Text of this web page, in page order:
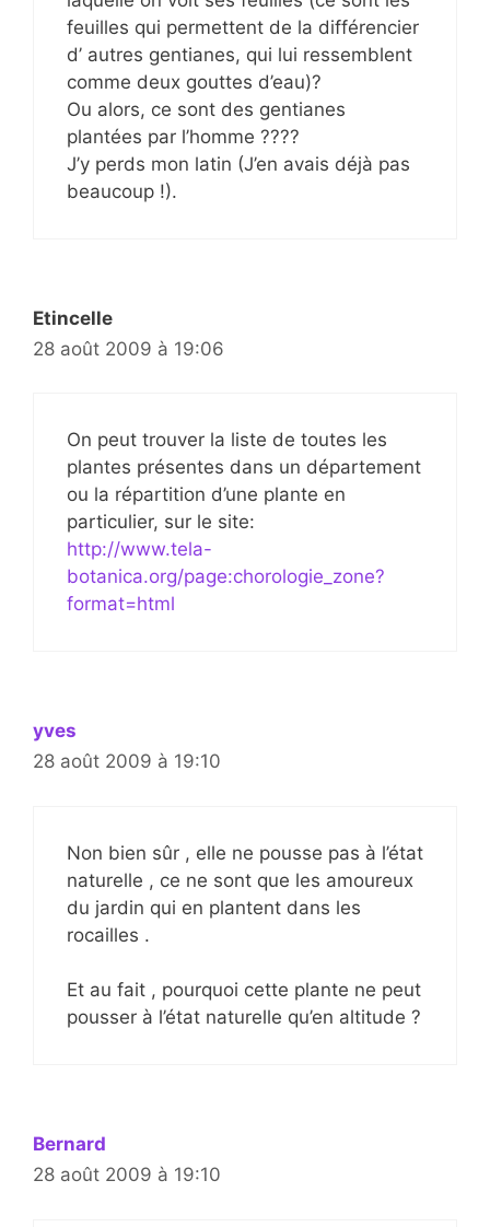
feuilles qui permettent de la différencier
d’ autres gentianes, qui lui ressemblent
comme deux gouttes d’eau)?
Ou alors, ce sont des gentianes
plantées par l’homme ????
J’y perds mon latin (J’en avais déjà pas
beaucoup !).
Etincelle
28 août 2009 à 19:06
On peut trouver la liste de toutes les
plantes présentes dans un département
ou la répartition d’une plante en
particulier, sur le site:
http://www.tela-
botanica.org/page:chorologie_zone?
format=html
yves
28 août 2009 à 19:10
Non bien sûr , elle ne pousse pas à l’état
naturelle , ce ne sont que les amoureux
du jardin qui en plantent dans les
rocailles .
Et au fait , pourquoi cette plante ne peut
pousser à l’état naturelle qu’en altitude ?
Bernard
28 août 2009 à 19:10